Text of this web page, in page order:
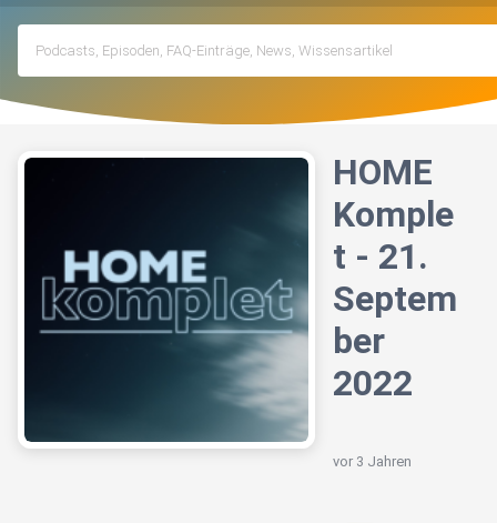
HOME
Komple
t - 21.
Septem
ber
2022
vor 3 Jahren